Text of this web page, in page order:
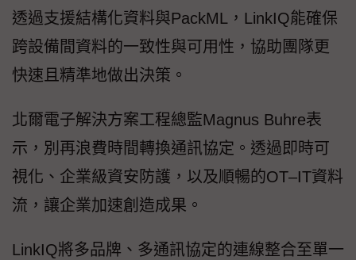
透過支援結構化資料與PackML，LinkIQ能確保
跨設備間資料的一致性與可用性，協助團隊更
快速且精準地做出決策。
北爾電子解決方案工程總監Magnus Buhre表
示，別再浪費時間轉換通訊協定。透過即時可
視化、企業級資安防護，以及順暢的OT–IT資料
流，讓企業加速創造成果。
LinkIQ將多品牌、多通訊協定的連線整合至單一